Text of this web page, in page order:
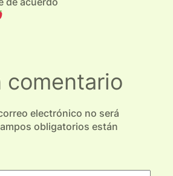
comentario
electrónico no será
obligatorios están